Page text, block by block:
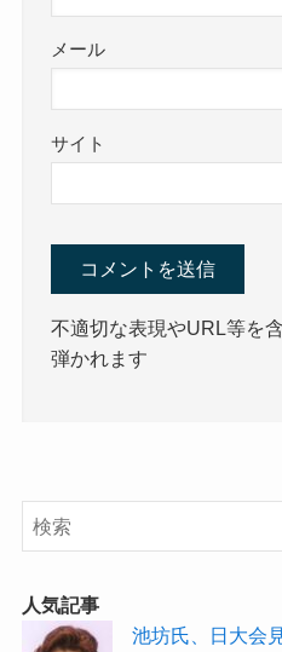
メール
サイト
不適切な表現やURL等を
弾かれます
人気記事
池坊氏、日大会